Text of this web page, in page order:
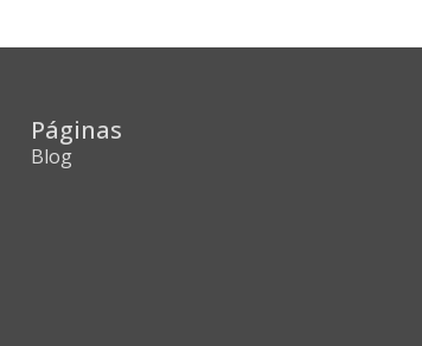
Páginas
Blog